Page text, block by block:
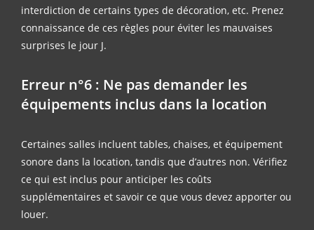
interdiction de certains types de décoration, etc. Prenez
connaissance de ces règles pour éviter les mauvaises
surprises le jour J.
Erreur n°6 : Ne pas demander les
équipements inclus dans la location
Certaines salles incluent tables, chaises, et équipement
sonore dans la location, tandis que d’autres non. Vérifiez
ce qui est inclus pour anticiper les coûts
supplémentaires et savoir ce que vous devez apporter ou
louer.